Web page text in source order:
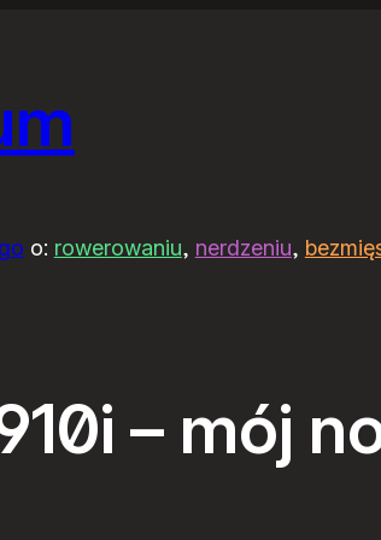
o: rowerowaniu, nerdzeniu,
– mój